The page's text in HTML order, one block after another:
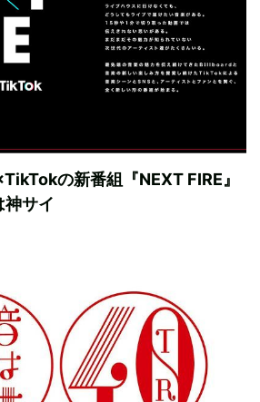
の新番組『NEXT FIRE』
サイ